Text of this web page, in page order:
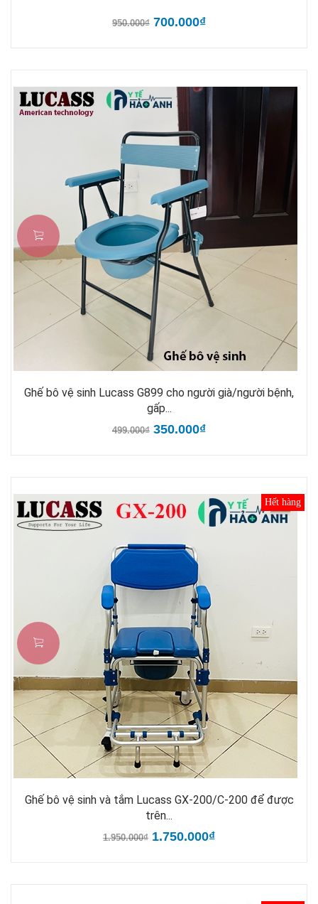
950.000₫ 700.000₫
Ghế bô vệ sinh Lucass G899 cho người già/người bệnh,
gấp...
499.000₫ 350.000₫
Hết hàng
Ghế bô vệ sinh và tắm Lucass GX-200/C-200 để được
trên...
1.950.000₫ 1.750.000₫